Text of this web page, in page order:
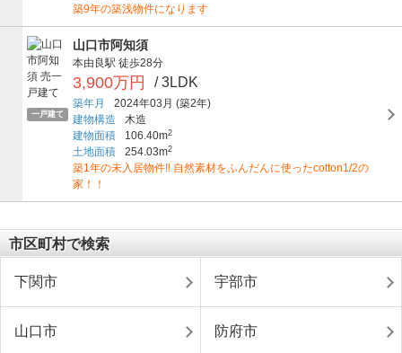
築9年の築浅物件になります
一戸建て
山口市阿知須
本由良駅 徒歩28分
3,900万円 / 3LDK
築年月 2024年03月 (築2年)
建物構造
木造
建物面積
106.40m2
土地面積 254.03m2
築1年の未入居物件‼ 自然素材をふんだんに使ったcotton1/2の
家！！
市区町村で検索
下関市 宇部市
山口市 防府市